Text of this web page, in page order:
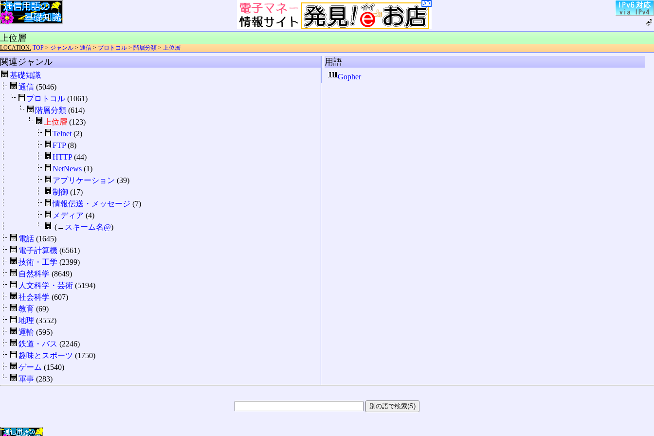
上位層
LOCATION: TOP > ジャンル > 通信 > プロトコル > 階層分類 > 上位層
関連ジャンル
基礎知識
通信 (5046)
プロトコル (1061)
階層分類 (614)
上位層 (123)
Telnet (2)
FTP(8)
HTTP(44)
NetNews (1)
アプリケーション (39)
制御 (17)
情報伝送・メッセージ (7)
メディア (4)
(→ スキーム名@)
電話 (1645)
電子計算機 (6561)
技術・工学 (2399)
自然科学 (8649)
人文科学・芸術 (5194)
社会科学 (607)
教育 (69)
地理 (3552)
運輸 (595)
鉄道・バス (2246)
趣味とスポーツ (1750)
ゲーム (1540)
軍事 (283)
用語
Gopher